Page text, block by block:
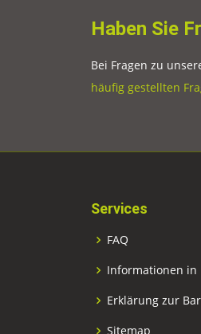
Haben Sie
Bei Fragen zu
häufig gestellten
Services
FAQ
Informationen in
Erklärung zur
Sitemap